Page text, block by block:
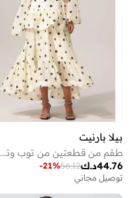
بيلا بارنيت
طقم من قطعتين من توب وتنورة بأكمام طويلة مطبوع عليه نقاط من رود
د.ك44.76
56.12
-21%
توصيل مجاني